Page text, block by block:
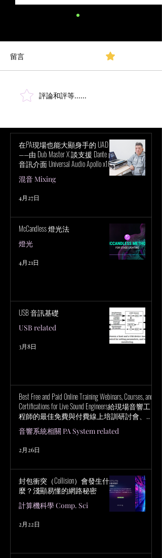
超越立體聲混音：深入探
留言
評論和評等......
在PA現場也能大顯身手的 UAD！
——由 Dub Master X 談支援 Dante 的
音訊介面 Universal Audio Apollo x16D
的魅力
混音 Mixing
4月27日
McCandless 燈光法
燈光
4月21日
USB 音訊基礎
USB related
3月8日
Best Free and Paid Online Training Webinars, Courses, and
Certifications for Live Sound Engineers給現場音響工
程師的最佳免費與付費線上培訓研討會、課
程與認證
音響系統相關 PA System related
2月26日
封包衝突（Collision）會發生什
麼？淺顯易懂的網路秘密
計算機科學 Comp. Sci
2月22日